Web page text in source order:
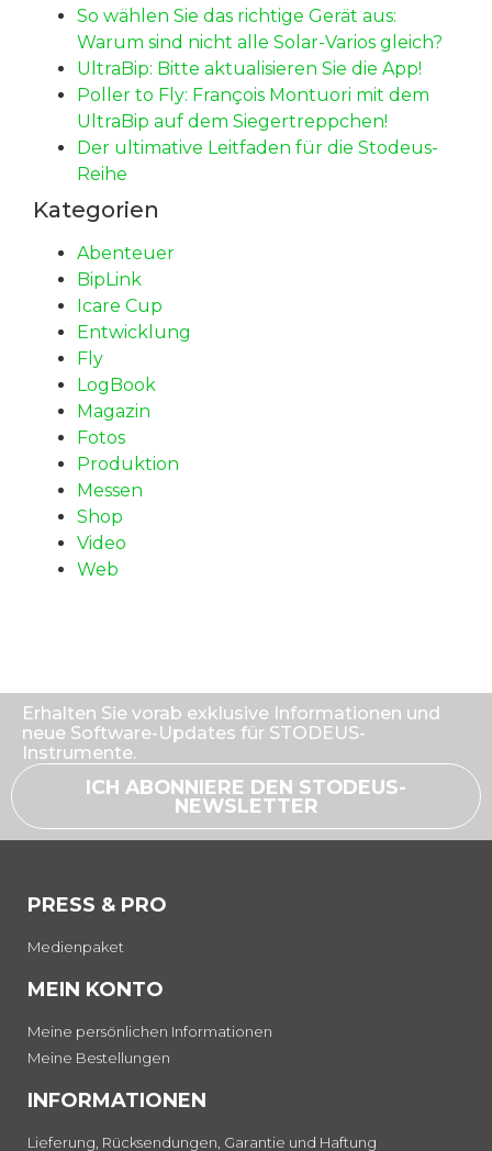
So wählen Sie das richtige Gerät aus:
Warum sind nicht alle Solar-Varios gleich?
UltraBip: Bitte aktualisieren Sie die App!
Poller to Fly: François Montuori mit dem
UltraBip auf dem Siegertreppchen!
Der ultimative Leitfaden für die Stodeus-
Reihe
Kategorien
Abenteuer
BipLink
Icare Cup
Entwicklung
Fly
LogBook
Magazin
Fotos
Produktion
Messen
Shop
Video
Web
Erhalten Sie vorab exklusive Informationen und
neue Software-Updates für STODEUS-
Instrumente.
ICH ABONNIERE DEN STODEUS-
NEWSLETTER
PRESS & PRO
Medienpaket
MEIN KONTO
Meine persönlichen Informationen
Meine Bestellungen
INFORMATIONEN
Lieferung, Rücksendungen, Garantie und Haftung